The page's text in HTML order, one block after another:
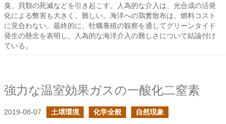
臭、貝類の死滅などを引き起こす。人為的な介入は、光合成の活発
化による弊害も大きく、難しい。海洋への鶏糞散布は、燃料コスト
に見合わない。最終的に、牡蠣養殖の観察を通してグリーンタイド
発生の懸念を表明し、人為的な海洋介入の難しさについて結論付け
ている。
強力な温室効果ガスの一酸化二窒素
2019-08-07 土壌環境 化学全般 自然現象